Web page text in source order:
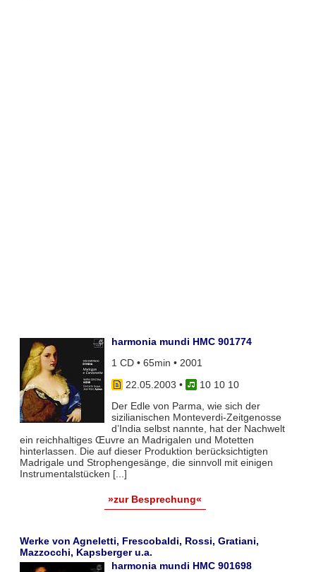
harmonia mundi HMC 901774
1 CD • 65min • 2001
22.05.2003 •
10 10 10
Der Edle von Parma, wie sich der
sizilianischen Monteverdi-Zeitgenosse
d’India selbst nannte, hat der Nachwelt
ein reichhaltiges Œuvre an Madrigalen und Motetten
hinterlassen. Die auf dieser Produktion berücksichtigten
Madrigale und Strophengesänge, die sinnvoll mit einigen
Instrumentalstücken [...]
»zur Besprechung«
Werke von Agneletti, Frescobaldi, Rossi, Gratiani,
Mazzocchi, Kapsberger u.a.
harmonia mundi HMC 901698